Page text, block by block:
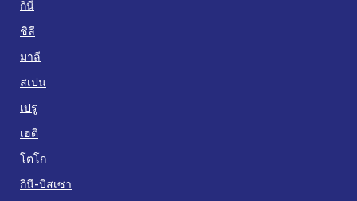
กินี
ชิลี
มาลี
สเปน
เปรู
เฮติ
โตโก
กินี-บิสเซา